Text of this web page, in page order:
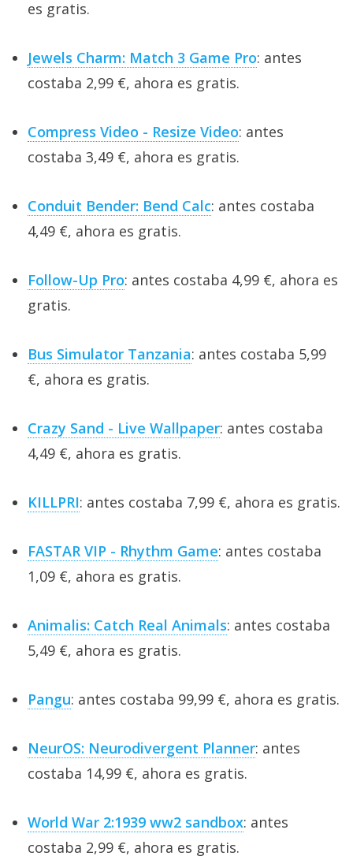
es gratis.
Jewels Charm: Match 3 Game Pro: antes
costaba 2,99 €, ahora es gratis.
Compress Video - Resize Video: antes
costaba 3,49 €, ahora es gratis.
Conduit Bender: Bend Calc: antes costaba
4,49 €, ahora es gratis.
Follow-Up Pro: antes costaba 4,99 €, ahora es
gratis.
Bus Simulator Tanzania: antes costaba 5,99
€, ahora es gratis.
Crazy Sand - Live Wallpaper: antes costaba
4,49 €, ahora es gratis.
KILLPRI: antes costaba 7,99 €, ahora es gratis.
FASTAR VIP - Rhythm Game: antes costaba
1,09 €, ahora es gratis.
Animalis: Catch Real Animals: antes costaba
5,49 €, ahora es gratis.
Pangu: antes costaba 99,99 €, ahora es gratis.
NeurOS: Neurodivergent Planner: antes
costaba 14,99 €, ahora es gratis.
World War 2:1939 ww2 sandbox: antes
costaba 2,99 €, ahora es gratis.